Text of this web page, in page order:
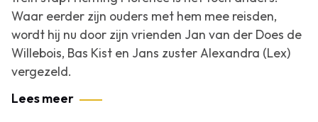
Waar eerder zijn ouders met hem mee reisden,
wordt hij nu door zijn vrienden Jan van der Does de
Willebois, Bas Kist en Jans zuster Alexandra (Lex)
vergezeld.
Lees meer